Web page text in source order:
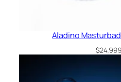
Aladino
$24,999